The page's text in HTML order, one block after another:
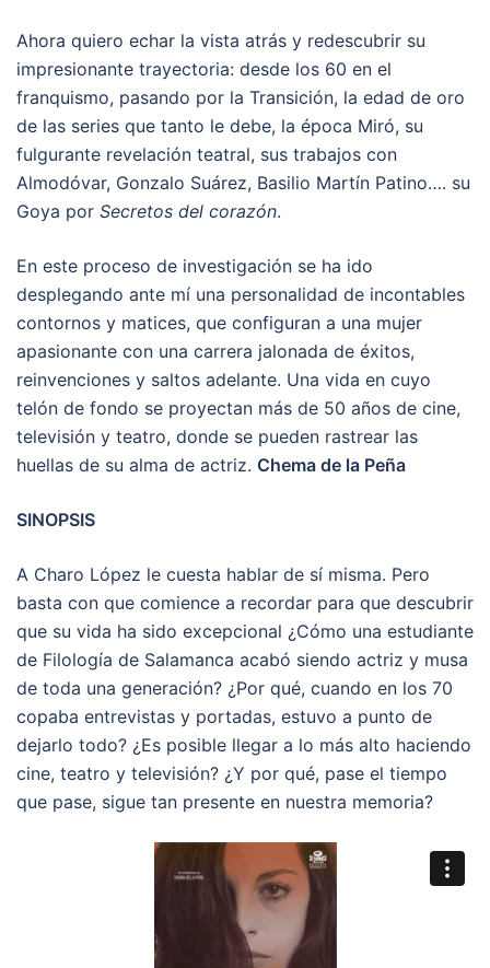
Ahora quiero echar la vista atrás y redescubrir su
impresionante trayectoria: desde los 60 en el
franquismo, pasando por la Transición, la edad de oro
de las series que tanto le debe, la época Miró, su
fulgurante revelación teatral, sus trabajos con
Almodóvar, Gonzalo Suárez, Basilio Martín Patino…. su
Goya por Secretos del corazón.
En este proceso de investigación se ha ido
desplegando ante mí una personalidad de incontables
contornos y matices, que configuran a una mujer
apasionante con una carrera jalonada de éxitos,
reinvenciones y saltos adelante. Una vida en cuyo
telón de fondo se proyectan más de 50 años de cine,
televisión y teatro, donde se pueden rastrear las
huellas de su alma de actriz. Chema de la Peña
SINOPSIS
A Charo López le cuesta hablar de sí misma. Pero
basta con que comience a recordar para que descubrir
que su vida ha sido excepcional ¿Cómo una estudiante
de Filología de Salamanca acabó siendo actriz y musa
de toda una generación? ¿Por qué, cuando en los 70
copaba entrevistas y portadas, estuvo a punto de
dejarlo todo? ¿Es posible llegar a lo más alto haciendo
cine, teatro y televisión? ¿Y por qué, pase el tiempo
que pase, sigue tan presente en nuestra memoria?